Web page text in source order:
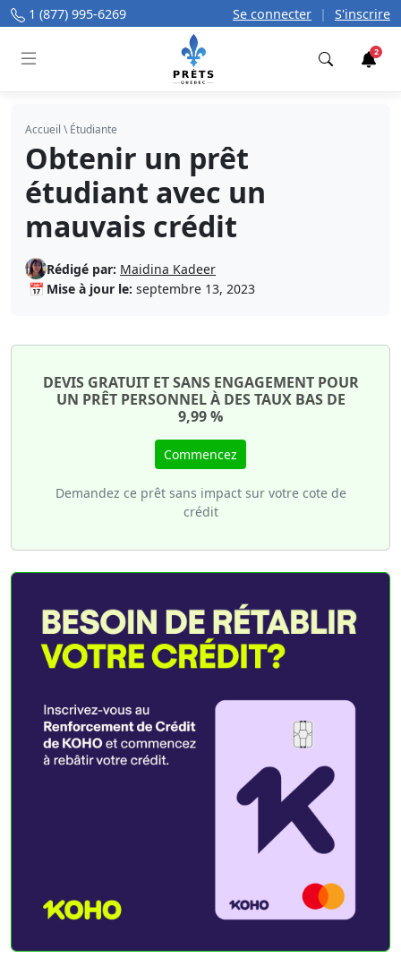
1 (877) 995-6269 Se connecter | S'inscrire
2
Accueil \Étudiante
Obtenir un prêt
étudiant avec un
mauvais crédit
Rédigé par: Maidina Kadeer
📅 Mise à jour le: septembre 13, 2023
DEVIS GRATUIT ET SANS ENGAGEMENT POUR
UN PRÊT PERSONNEL À DES TAUX BAS DE
9,99 %
Commencez
Demandez ce prêt sans impact sur votre cote de
crédit